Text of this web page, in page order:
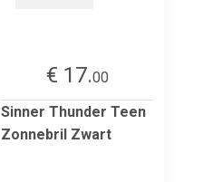
€ 17.00
Sinner Thunder Teen
Zonnebril Zwart